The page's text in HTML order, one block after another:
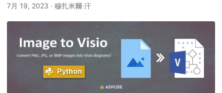
7月 19, 2023 · 穆扎米爾·汗